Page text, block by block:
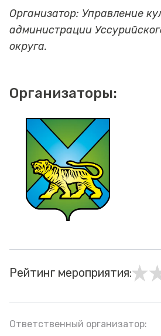
Организатор: Управление
администрации
округа.
Организаторы:
Рейтинг мероприятия:
Ответственный организатор: